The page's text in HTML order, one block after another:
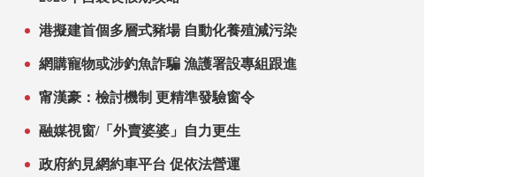
港擬建首個多層式豬場 自動化養殖減污染
網購寵物或涉釣魚詐騙 漁護署設專組跟進
甯漢豪：檢討機制 更精準發驗窗令
融媒視窗/「外賣婆婆」自力更生
政府約見網約車平台 促依法營運